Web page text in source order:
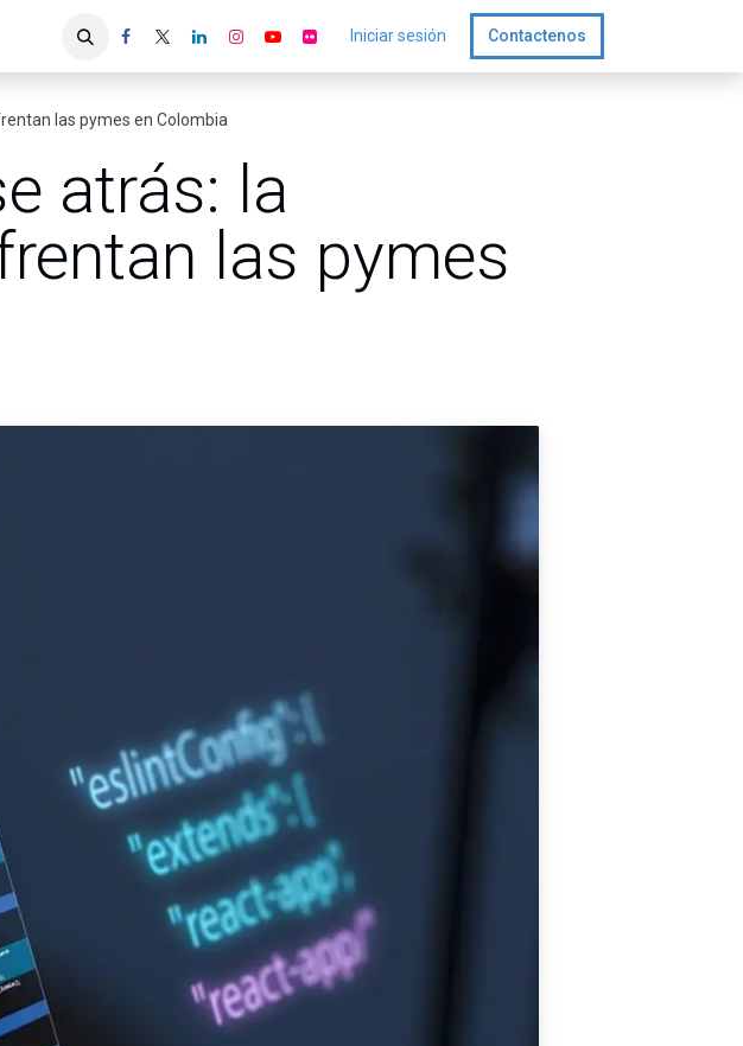
Iniciar sesión Contactenos
las pymes en Colombia
atrás: la
las pymes